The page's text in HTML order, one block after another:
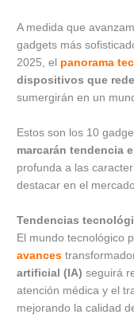
A medida que
gadgets más
2025, el panorama
dispositivos que
sumergirán en un
Estos son los 10
marcarán tendencia
profunda a las
destacar en el
Tendencias
El mundo tecnológico
avances
artificial (IA) seguirá
atención médica y el
mejorando la calidad